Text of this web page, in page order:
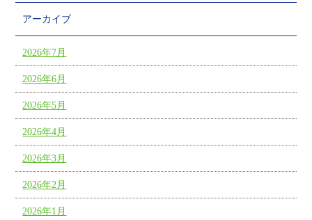
アーカイブ
2026年7月
2026年6月
2026年5月
2026年4月
2026年3月
2026年2月
2026年1月